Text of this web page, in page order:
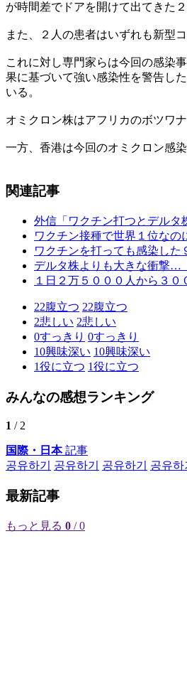
が時間差でドアを開けて出てきた
また、２人の患者はいずれも新型
これに対し専門家らは今回の感染
果に基づいて強い感染性を警告し
いる。
オミクロン株はアフリカのボツワ
一方、香港は今回のオミクロン感
関連記事
外信「ワクチン打つとデル
ワクチン接種で世界１位な
ワクチンを打っても感染し
デルタ株よりも大きな衝撃…
１日２万５０００人から３
22腹立つ 22腹立つ
2悲しい 2悲しい
0すっきり 0すっきり
10興味深い 10興味深い
1役に立つ 1役に立つ
みんなの感想ランキング
1 / 2
国際・日本記事
공유하기
공유하기 공유하기 공유하
最新記事
もっと見る 0 / 0